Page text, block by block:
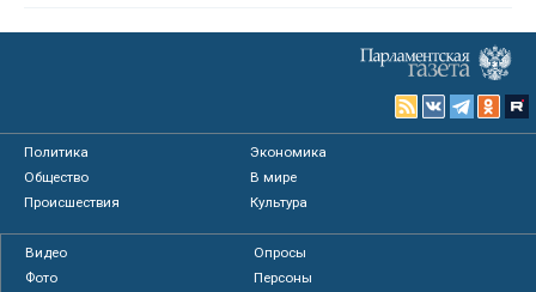
Политика
Экономика
Общество
В мире
Происшествия
Культура
Видео
Опросы
Фото
Персоны